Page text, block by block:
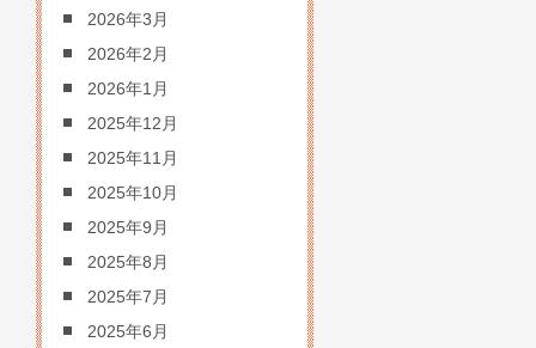
2026年3月
2026年2月
2026年1月
2025年12月
2025年11月
2025年10月
2025年9月
2025年8月
2025年7月
2025年6月